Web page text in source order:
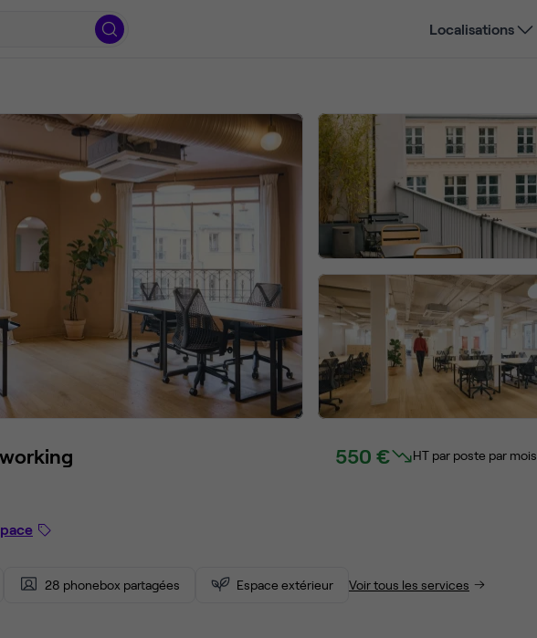
Localisations
550 € HT par poste par mois
28 phonebox partagées Espace extérieur Voir tous les services